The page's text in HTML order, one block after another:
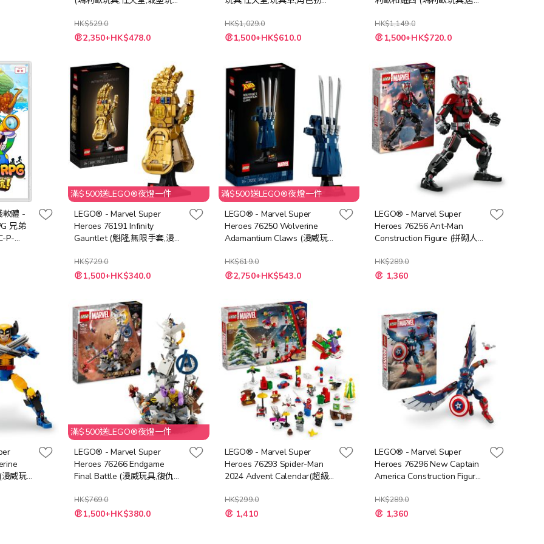
具,積木,玩具,禮物)
HK$529.0
特
殊 2,350+HK$478.0
木,玩具,禮物)
HK$1,029.0
特
殊 1,500+HK$610.0
物,大人玩具)
HK$1,149.0
特
殊 1,500+HK$720.0
軟體 -
兄弟
P-
滿$500送LEGO®夜燈一件
LEGO® - Marvel Super
Heroes 76191 Infinity
Gauntlet (魁隆,無限手套,漫威
積木,禮物)
HK$729.0
特
殊 1,500+HK$340.0
滿$500送LEGO®夜燈一件
LEGO® - Marvel Super
Heroes 76250 Wolverine
Adamantium Claws (漫威玩
具,禮物)
HK$619.0
特
殊 2,750+HK$543.0
LEGO® - Marvel Super
Heroes 76256 Ant-Man
Construction Figure (拼砌人
木,禮物)
HK$289.0
特
殊 1,360
威玩
滿$500送LEGO®夜燈一件
LEGO® - Marvel Super
Heroes 76266 Endgame
Final Battle (漫威玩具,復仇者
禮物)
HK$769.0
特
殊 1,500+HK$380.0
LEGO® - Marvel Super
Heroes 76293 Spider-Man
2024 Advent Calendar(超級
曆,玩具,聖誕,兒童,禮物)
HK$299.0
特
殊 1,410
LEGO® - Marvel Super
Heroes 76296 New Captain
America Construction Figure
童,聖誕禮物,新年禮物)
HK$289.0
特
殊 1,360